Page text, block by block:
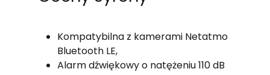
Kompatybilna z kamerami Netatmo
Bluetooth LE,
Alarm dźwiękowy o natężeniu 110 dB